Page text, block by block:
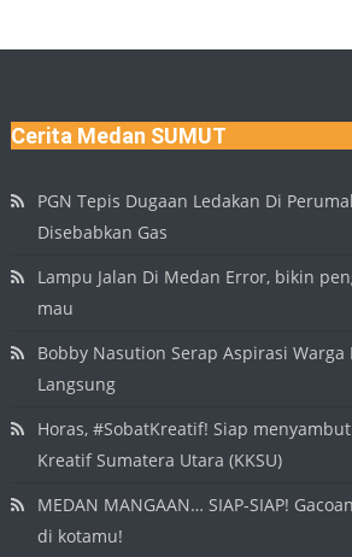
Cerita Medan SUMUT
PGN Tepis Dugaan Ledakan Di
Disebabkan Gas
Lampu Jalan Di Medan Error, bikin
mau
Bobby Nasution Serap Aspirasi Warga
Langsung
Horas, #SobatKreatif! Siap
Kreatif Sumatera Utara (KKSU)
MEDAN MANGAAN… SIAP-SIAP!
di kotamu!